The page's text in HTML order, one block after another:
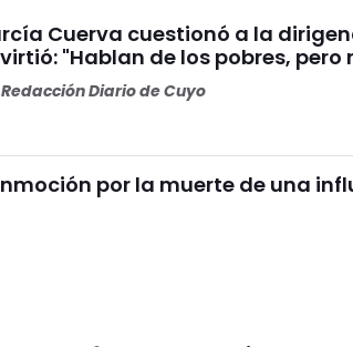
Cuerva cuestionó a la
"Hablan de los pobres, pero
Redacción Diario de Cuyo
por la muerte de una